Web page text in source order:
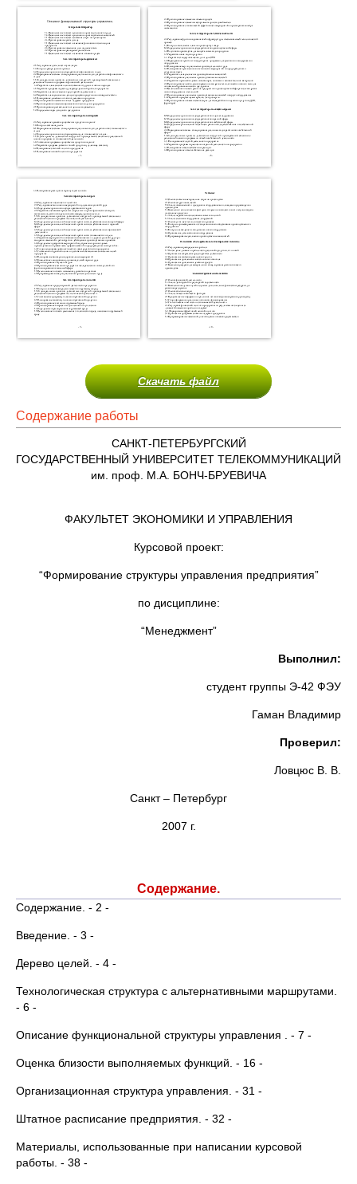
Скачать файл
Содержание работы
САНКТ-ПЕТЕРБУРГСКИЙ
ГОСУДАРСТВЕННЫЙ УНИВЕРСИТЕТ ТЕЛЕКОММУНИКАЦИЙ
им. проф. М.А. БОНЧ-БРУЕВИЧА
ФАКУЛЬТЕТ ЭКОНОМИКИ И УПРАВЛЕНИЯ
Курсовой проект:
“Формирование структуры управления предприятия”
по дисциплине:
“Менеджмент”
Выполнил:
студент группы Э-42 ФЭУ
Гаман Владимир
Проверил:
Ловцюс В. В.
Санкт – Петербург
2007 г.
Содержание.
Содержание. - 2 -
Введение. - 3 -
Дерево целей. - 4 -
Технологическая структура с альтернативными маршрутами.
- 6 -
Описание функциональной структуры управления . - 7 -
Оценка близости выполняемых функций. - 16 -
Организационная структура управления. - 31 -
Штатное расписание предприятия. - 32 -
Материалы, использованные при написании курсовой
работы. - 38 -